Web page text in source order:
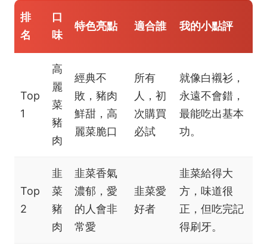
排
名
口
味
特色亮點 適合誰 我的小點評
Top
1
高
麗
菜
豬
肉
經典不
敗，豬肉
鮮甜，高
麗菜脆口
所有
人，初
次購買
必試
就像白襯衫，
永遠不會錯，
最能吃出基本
功。
Top
2
韭
菜
豬
肉
韭菜香氣
濃郁，愛
的人會非
常愛
韭菜愛
好者
韭菜給得大
方，味道很
正，但吃完記
得刷牙。